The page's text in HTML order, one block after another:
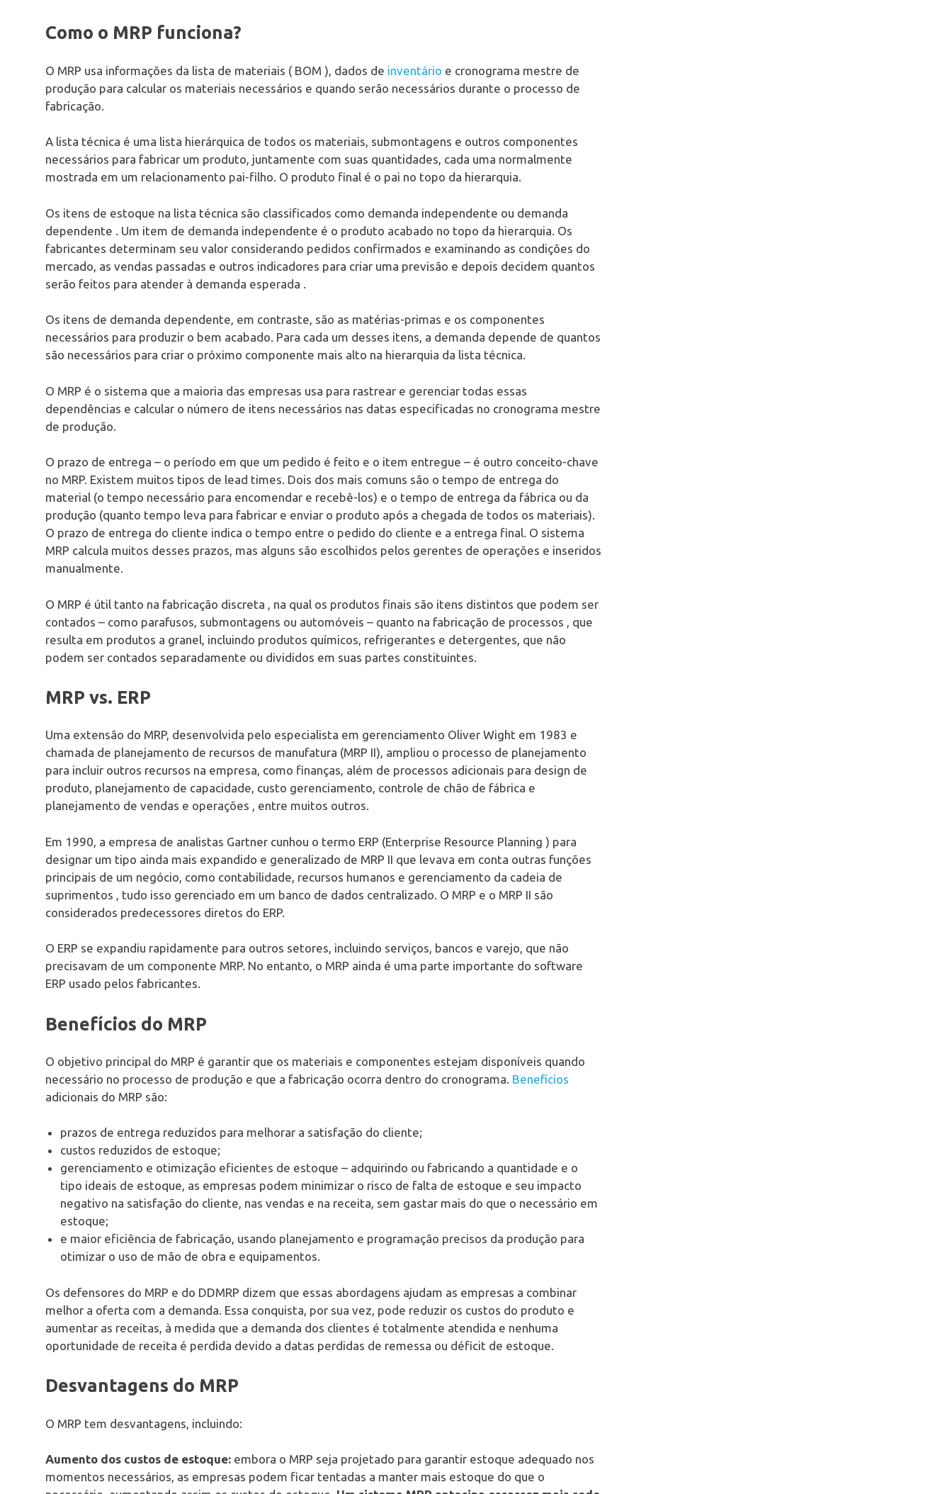
Como o MRP funciona?
O MRP usa informações da lista de materiais ( BOM ), dados de inventário e cronograma mestre de
produção para calcular os materiais necessários e quando serão necessários durante o processo de
fabricação.
A lista técnica é uma lista hierárquica de todos os materiais, submontagens e outros componentes
necessários para fabricar um produto, juntamente com suas quantidades, cada uma normalmente
mostrada em um relacionamento pai-filho. O produto final é o pai no topo da hierarquia.
Os itens de estoque na lista técnica são classificados como demanda independente ou demanda
dependente . Um item de demanda independente é o produto acabado no topo da hierarquia. Os
fabricantes determinam seu valor considerando pedidos confirmados e examinando as condições do
mercado, as vendas passadas e outros indicadores para criar uma previsão e depois decidem quantos
serão feitos para atender à demanda esperada .
Os itens de demanda dependente, em contraste, são as matérias-primas e os componentes
necessários para produzir o bem acabado. Para cada um desses itens, a demanda depende de quantos
são necessários para criar o próximo componente mais alto na hierarquia da lista técnica.
O MRP é o sistema que a maioria das empresas usa para rastrear e gerenciar todas essas
dependências e calcular o número de itens necessários nas datas especificadas no cronograma mestre
de produção.
O prazo de entrega – o período em que um pedido é feito e o item entregue – é outro conceito-chave
no MRP. Existem muitos tipos de lead times. Dois dos mais comuns são o tempo de entrega do
material (o tempo necessário para encomendar e recebê-los) e o tempo de entrega da fábrica ou da
produção (quanto tempo leva para fabricar e enviar o produto após a chegada de todos os materiais).
O prazo de entrega do cliente indica o tempo entre o pedido do cliente e a entrega final. O sistema
MRP calcula muitos desses prazos, mas alguns são escolhidos pelos gerentes de operações e inseridos
manualmente.
O MRP é útil tanto na fabricação discreta , na qual os produtos finais são itens distintos que podem ser
contados – como parafusos, submontagens ou automóveis – quanto na fabricação de processos , que
resulta em produtos a granel, incluindo produtos químicos, refrigerantes e detergentes, que não
podem ser contados separadamente ou divididos em suas partes constituintes.
MRP vs. ERP
Uma extensão do MRP, desenvolvida pelo especialista em gerenciamento Oliver Wight em 1983 e
chamada de planejamento de recursos de manufatura (MRP II), ampliou o processo de planejamento
para incluir outros recursos na empresa, como finanças, além de processos adicionais para design de
produto, planejamento de capacidade, custo gerenciamento, controle de chão de fábrica e
planejamento de vendas e operações , entre muitos outros.
Em 1990, a empresa de analistas Gartner cunhou o termo ERP (Enterprise Resource Planning ) para
designar um tipo ainda mais expandido e generalizado de MRP II que levava em conta outras funções
principais de um negócio, como contabilidade, recursos humanos e gerenciamento da cadeia de
suprimentos , tudo isso gerenciado em um banco de dados centralizado. O MRP e o MRP II são
considerados predecessores diretos do ERP.
O ERP se expandiu rapidamente para outros setores, incluindo serviços, bancos e varejo, que não
precisavam de um componente MRP. No entanto, o MRP ainda é uma parte importante do software
ERP usado pelos fabricantes.
Benefícios do MRP
O objetivo principal do MRP é garantir que os materiais e componentes estejam disponíveis quando
necessário no processo de produção e que a fabricação ocorra dentro do cronograma. Benefícios
adicionais do MRP são:
prazos de entrega reduzidos para melhorar a satisfação do cliente;
custos reduzidos de estoque;
gerenciamento e otimização eficientes de estoque – adquirindo ou fabricando a quantidade e o
tipo ideais de estoque, as empresas podem minimizar o risco de falta de estoque e seu impacto
negativo na satisfação do cliente, nas vendas e na receita, sem gastar mais do que o necessário em
estoque;
e maior eficiência de fabricação, usando planejamento e programação precisos da produção para
otimizar o uso de mão de obra e equipamentos.
Os defensores do MRP e do DDMRP dizem que essas abordagens ajudam as empresas a combinar
melhor a oferta com a demanda. Essa conquista, por sua vez, pode reduzir os custos do produto e
aumentar as receitas, à medida que a demanda dos clientes é totalmente atendida e nenhuma
oportunidade de receita é perdida devido a datas perdidas de remessa ou déficit de estoque.
Desvantagens do MRP
O MRP tem desvantagens, incluindo:
Aumento dos custos de estoque: embora o MRP seja projetado para garantir estoque adequado nos
momentos necessários, as empresas podem ficar tentadas a manter mais estoque do que o